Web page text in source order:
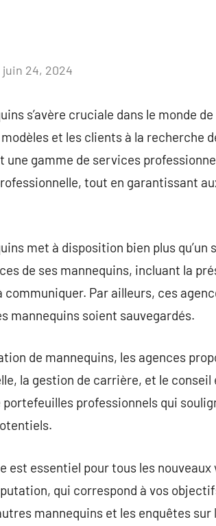
juin 24, 2024
s’avère cruciale dans le monde
et les clients à la recherche
une gamme de services
tout en garantissant
met à disposition bien plus
de ses mannequins, incluant la
communiquer. Par ailleurs, ces
mannequins soient sauvegardés.
de mannequins, les agences
la gestion de carrière, et le
portefeuilles professionnels qui
est essentiel pour tous les
qui correspond à vos
mannequins et les enquêtes